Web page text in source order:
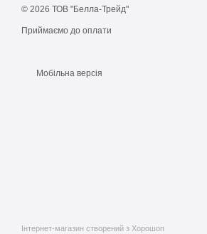
© 2026 ТОВ "Белла-Трейд"
Приймаємо до оплати
Мобільна версія
Інтернет-магазин створений з Хорошоп